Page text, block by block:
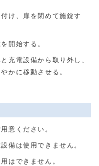
け、扉を閉めて施錠す
開始する。
充電設備から取り外し、
かに移動させる。
意ください。
備は使用できません。
はできません。